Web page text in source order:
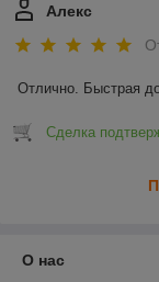
Алекс
Отлично. Быстрая
Сделка
О нас